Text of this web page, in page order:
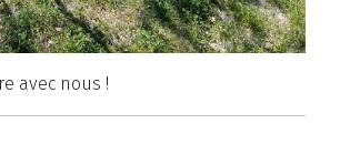
avec nous !